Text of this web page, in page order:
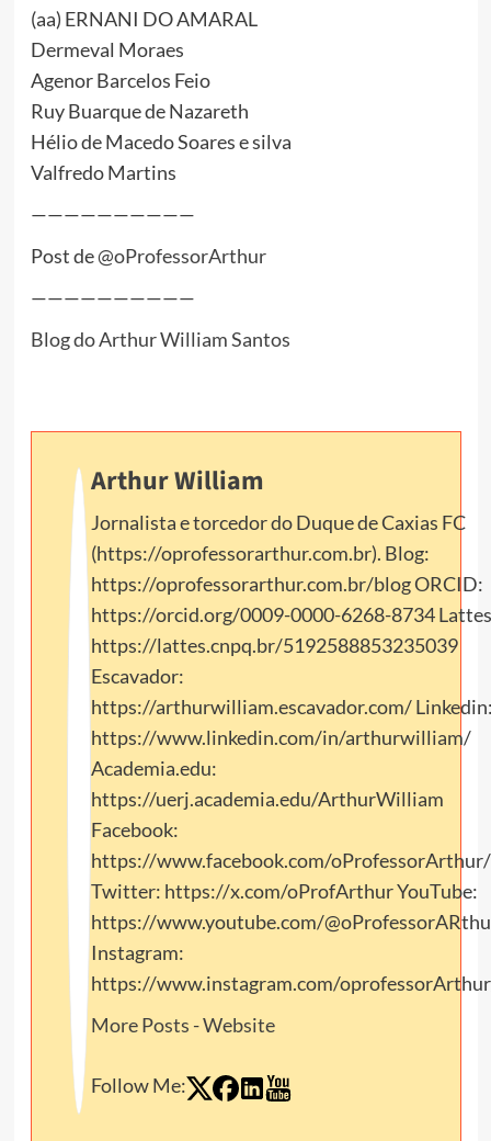
(aa) ERNANI DO AMARAL
Dermeval Moraes
Agenor Barcelos Feio
Ruy Buarque de Nazareth
Hélio de Macedo Soares e silva
Valfredo Martins
——————————
Post de@oProfessorArthur
——————————
Blog do Arthur William Santos
Arthur William
Jornalista e torcedor do Duque de Caxias FC
(https://oprofessorarthur.com.br). Blog:
https://oprofessorarthur.com.br/blog ORCID:
https://orcid.org/0009-0000-6268-8734
https://lattes.cnpq.br/5192588853235039
Escavador:
https://arthurwilliam.escavador.com/
https://www.linkedin.com/in/arthurwilliam/
Academia.edu:
https://uerj.academia.edu/ArthurWilliam
Facebook:
https://www.facebook.com/oProfessorArthur/
Twitter: https://x.com/oProfArthur YouTube:
https://www.youtube.com/
Instagram:
https://www.instagram.com/
More Posts -Website
Follow Me: